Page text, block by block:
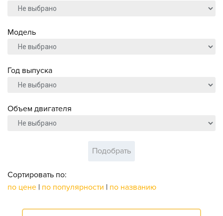
Модель
Год выпуска
Объем двигателя
Подобрать
Сортировать по:
по цене | по популярности | по названию